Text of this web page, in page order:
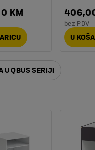
KM
bez PDV
U
U QBUS SERIJI